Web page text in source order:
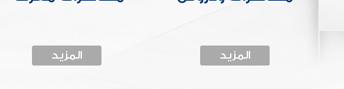
المزيد المزيد